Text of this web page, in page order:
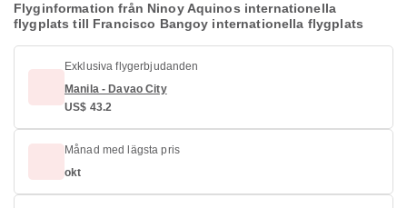
Flyginformation från Ninoy Aquinos internationella
flygplats till Francisco Bangoy internationella flygplats
Exklusiva flygerbjudanden
Manila - Davao City
US$ 43.2
Månad med lägsta pris
okt